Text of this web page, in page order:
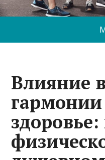
Влияние